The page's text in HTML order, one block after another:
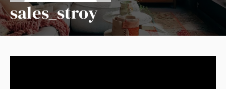
sales_stroy